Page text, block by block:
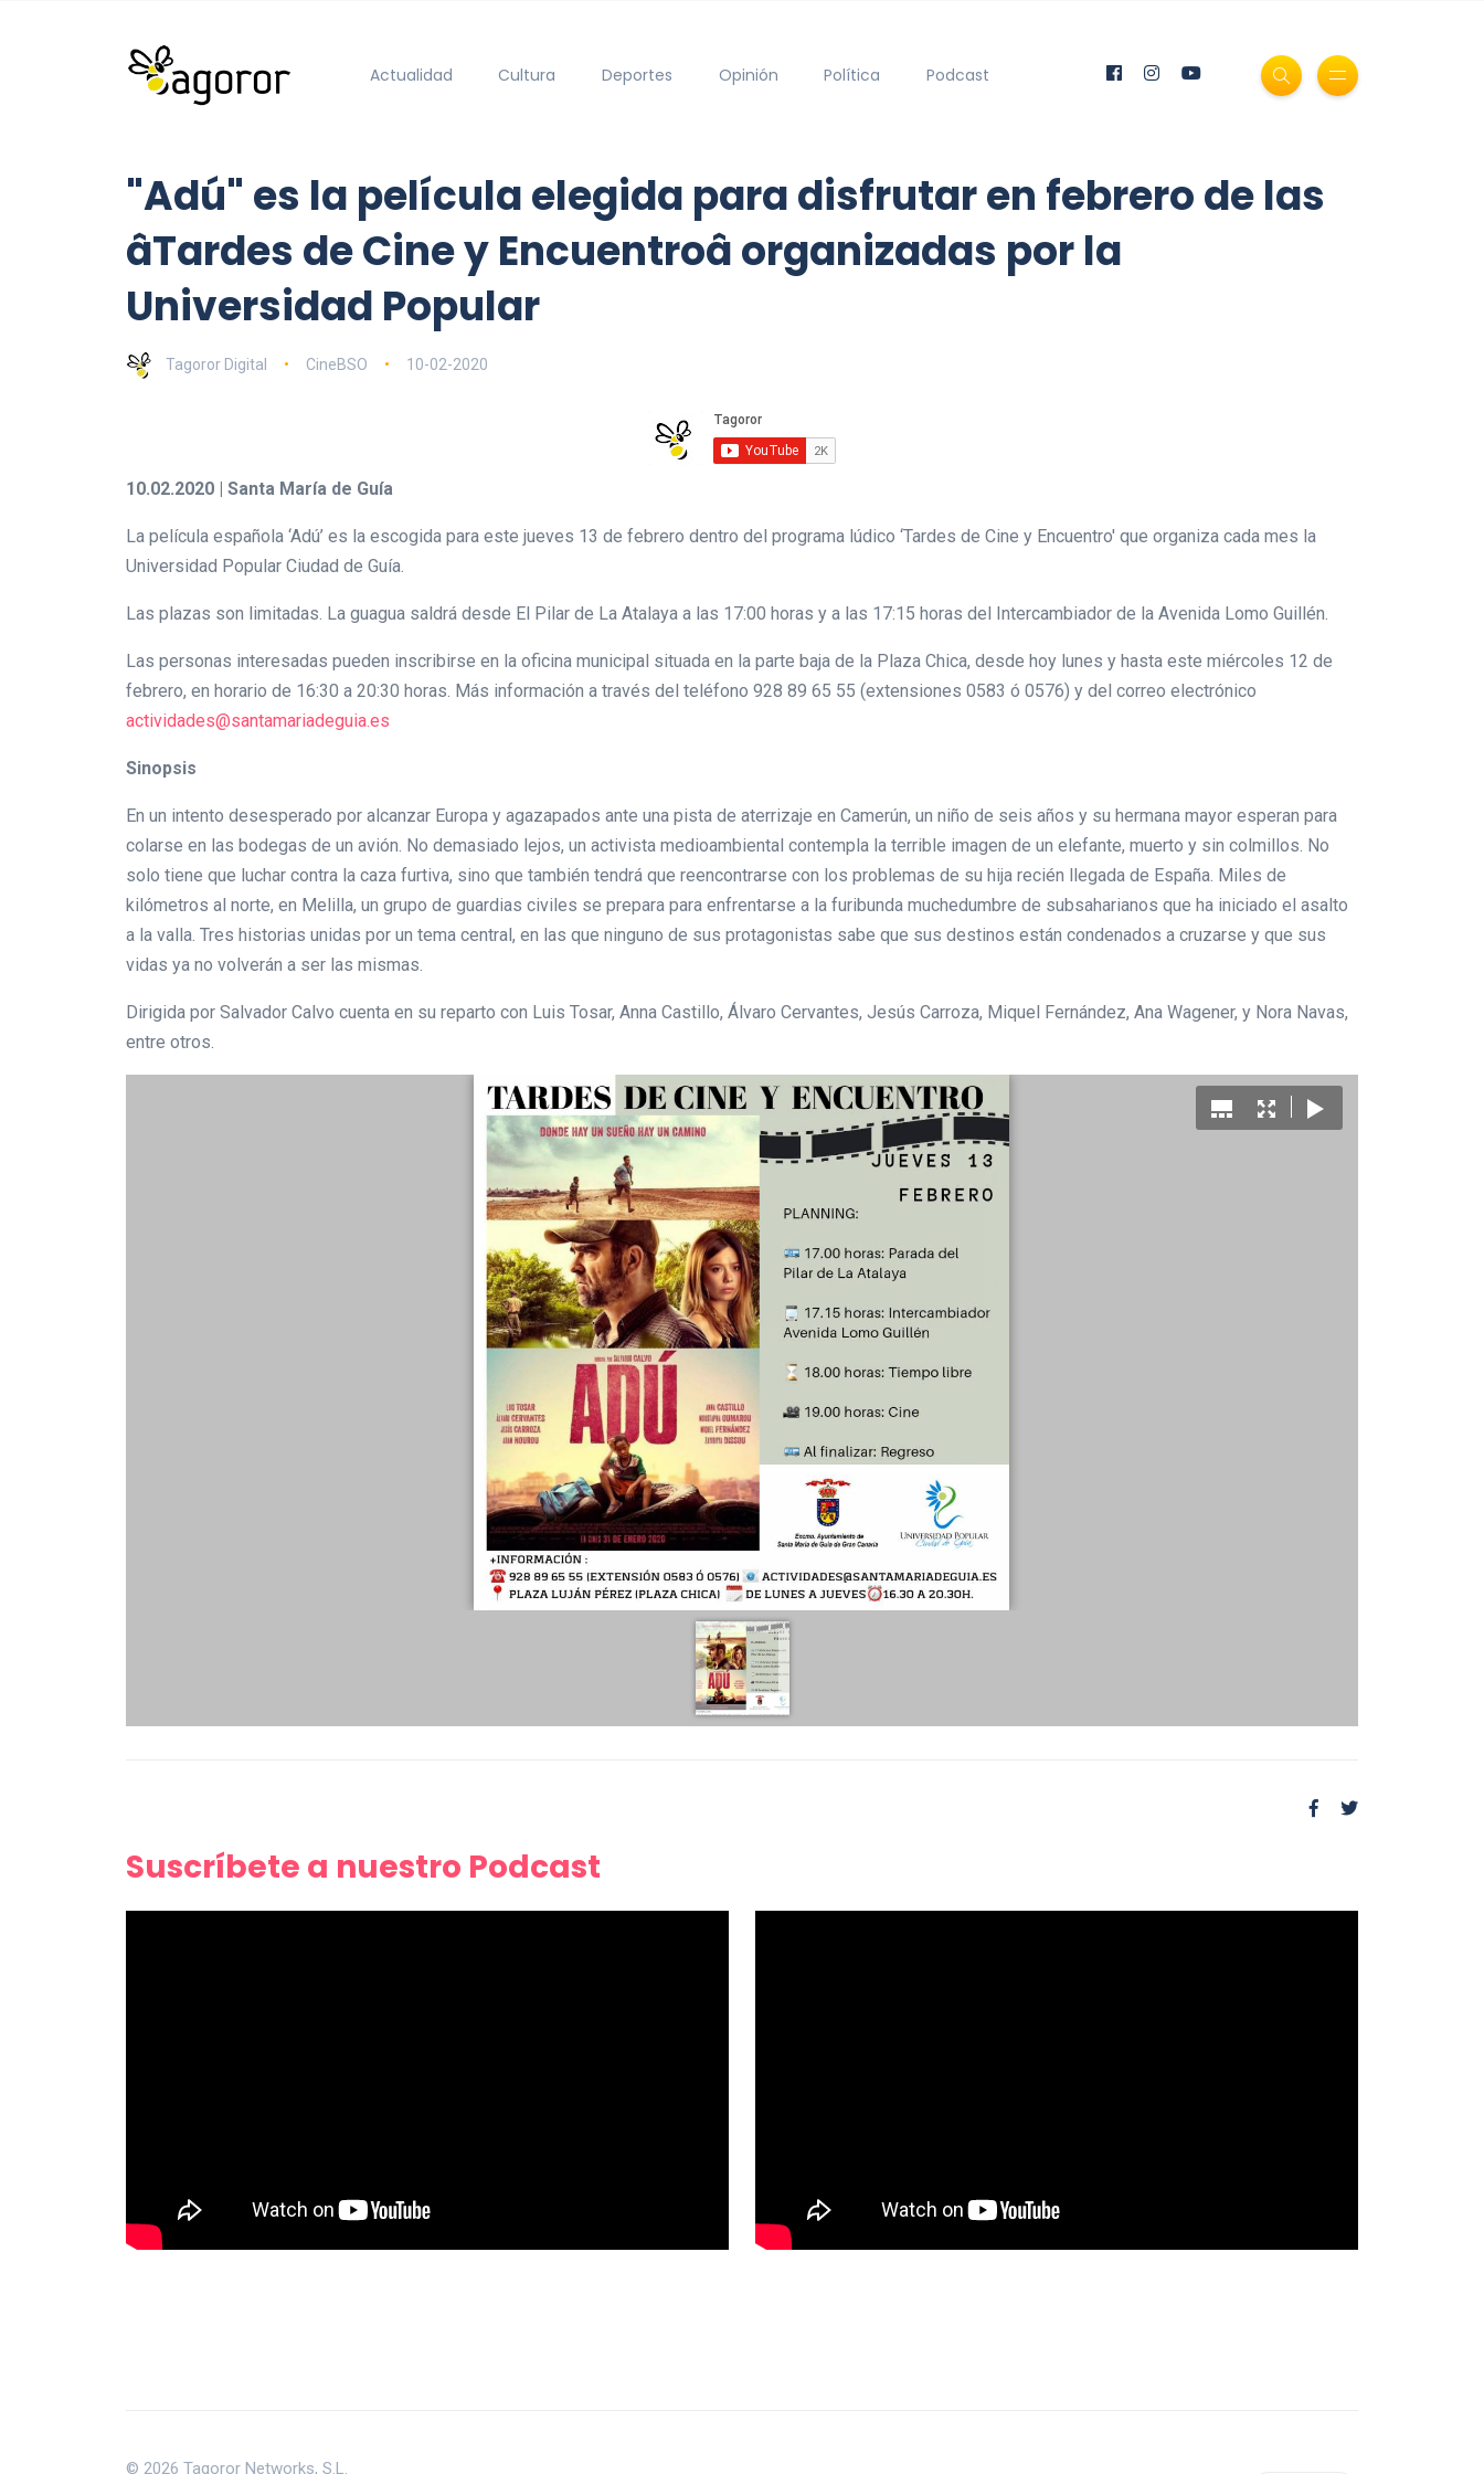
Actualidad Cultura Deportes Opinión Política Podcast
"Adú" es la película elegida para disfrutar en febrero de las
âTardes de Cine y Encuentroâ organizadas por la
Universidad Popular
Tagoror Digital CineBSO 10-02-2020
10.02.2020 | Santa María de Guía
La película española ‘Adú’ es la escogida para este jueves 13 de febrero dentro del programa lúdico ‘Tardes de Cine y Encuentro' que organiza cada mes la
Universidad Popular Ciudad de Guía.
Las plazas son limitadas. La guagua saldrá desde El Pilar de La Atalaya a las 17:00 horas y a las 17:15 horas del Intercambiador de la Avenida Lomo Guillén.
Las personas interesadas pueden inscribirse en la oficina municipal situada en la parte baja de la Plaza Chica, desde hoy lunes y hasta este miércoles 12 de
febrero, en horario de 16:30 a 20:30 horas. Más información a través del teléfono 928 89 65 55 (extensiones 0583 ó 0576) y del correo electrónico
actividades@santamariadeguia.es
Sinopsis
En un intento desesperado por alcanzar Europa y agazapados ante una pista de aterrizaje en Camerún, un niño de seis años y su hermana mayor esperan para
colarse en las bodegas de un avión. No demasiado lejos, un activista medioambiental contempla la terrible imagen de un elefante, muerto y sin colmillos. No
solo tiene que luchar contra la caza furtiva, sino que también tendrá que reencontrarse con los problemas de su hija recién llegada de España. Miles de
kilómetros al norte, en Melilla, un grupo de guardias civiles se prepara para enfrentarse a la furibunda muchedumbre de subsaharianos que ha iniciado el asalto
a la valla. Tres historias unidas por un tema central, en las que ninguno de sus protagonistas sabe que sus destinos están condenados a cruzarse y que sus
vidas ya no volverán a ser las mismas.
Dirigida por Salvador Calvo cuenta en su reparto con Luis Tosar, Anna Castillo, Álvaro Cervantes, Jesús Carroza, Miquel Fernández, Ana Wagener, y Nora Navas,
entre otros.
Suscríbete a nuestro Podcast
© 2026 Tagoror Networks, S.L.